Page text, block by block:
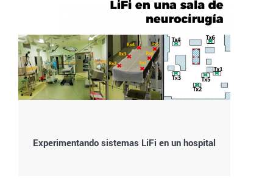
Experimentando sistemas LiFi en un hospital